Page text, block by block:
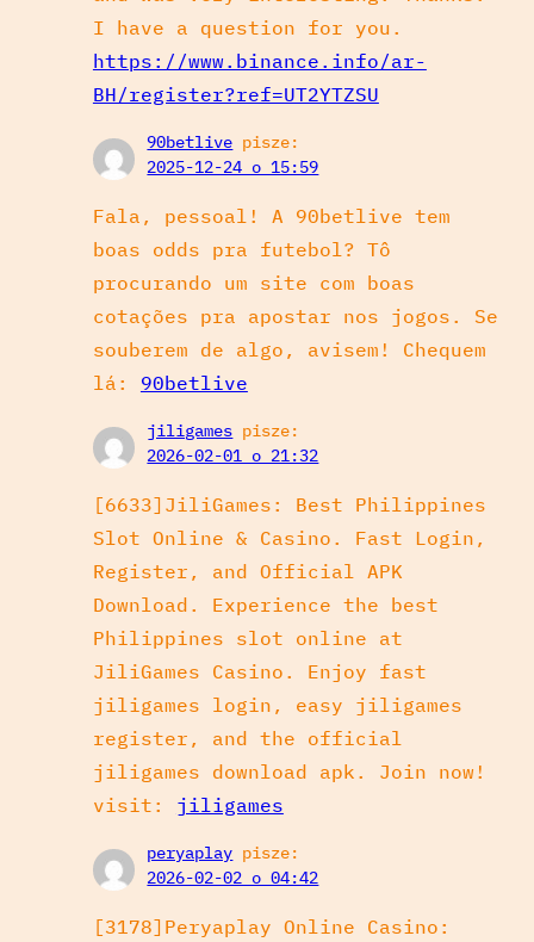
I have a question for you.
https://www.binance.info/ar-
BH/register?ref=UT2YTZSU
90betlive pisze:
2025-12-24 o 15:59
Fala, pessoal! A 90betlive tem
boas odds pra futebol? Tô
procurando um site com boas
cotações pra apostar nos jogos. Se
souberem de algo, avisem! Chequem
lá: 90betlive
jiligames pisze:
2026-02-01 o 21:32
[6633]JiliGames: Best Philippines
Slot Online & Casino. Fast Login,
Register, and Official APK
Download. Experience the best
Philippines slot online at
JiliGames Casino. Enjoy fast
jiligames login, easy jiligames
register, and the official
jiligames download apk. Join now!
visit: jiligames
peryaplay pisze:
2026-02-02 o 04:42
[3178]Peryaplay Online Casino: